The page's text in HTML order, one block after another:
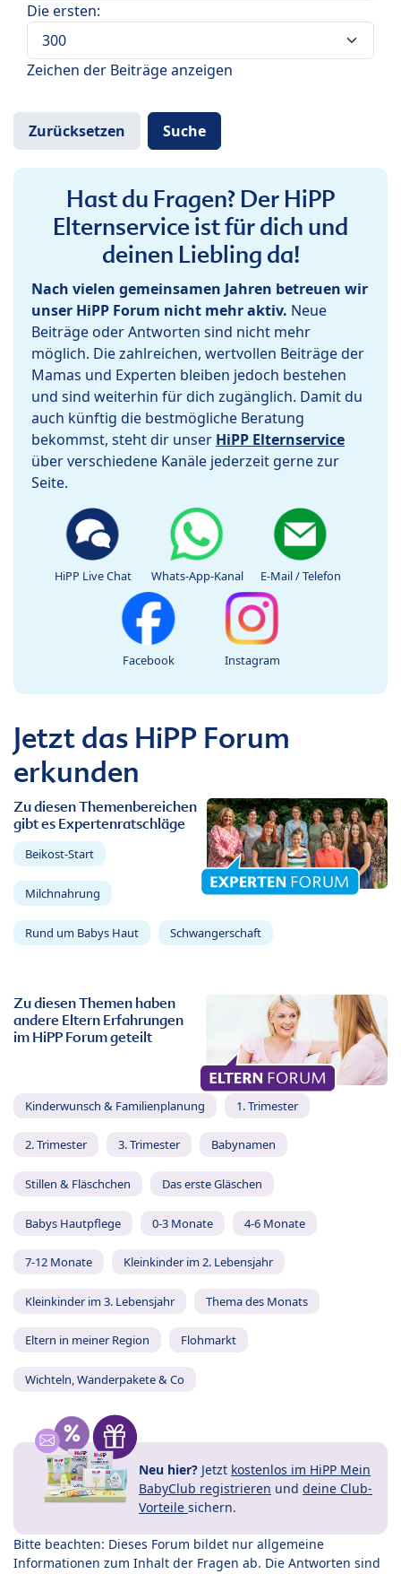
Die ersten:
Zeichen der Beiträge anzeigen
Hast du Fragen? Der HiPP
Elternservice ist für dich und
deinen Liebling da!
Nach vielen gemeinsamen Jahren betreuen wir
unser HiPP Forum nicht mehr aktiv. Neue
Beiträge oder Antworten sind nicht mehr
möglich. Die zahlreichen, wertvollen Beiträge der
Mamas und Experten bleiben jedoch bestehen
und sind weiterhin für dich zugänglich. Damit du
auch künftig die bestmögliche Beratung
bekommst, steht dir unser HiPP Elternservice
über verschiedene Kanäle jederzeit gerne zur
Seite.
HiPP Live Chat Whats-App-Kanal E-Mail / Telefon
Facebook Instagram
Jetzt das HiPP Forum
erkunden
Zu diesen Themenbereichen
gibt es Expertenratschläge
Beikost-Start
Milchnahrung
Rund um Babys Haut Schwangerschaft
Zu diesen Themen haben
andere Eltern Erfahrungen
im HiPP Forum geteilt
Kinderwunsch & Familienplanung 1. Trimester
2. Trimester 3. Trimester Babynamen
Stillen & Fläschchen Das erste Gläschen
Babys Hautpflege 0-3 Monate 4-6 Monate
7-12 Monate Kleinkinder im 2. Lebensjahr
Kleinkinder im 3. Lebensjahr Thema des Monats
Eltern in meiner Region Flohmarkt
Wichteln, Wanderpakete & Co
Neu hier? Jetzt kostenlos im HiPP Mein
BabyClub registrieren und deine Club-
Vorteile sichern.
Bitte beachten: Dieses Forum bildet nur allgemeine
Informationen zum Inhalt der Fragen ab. Die Antworten sind